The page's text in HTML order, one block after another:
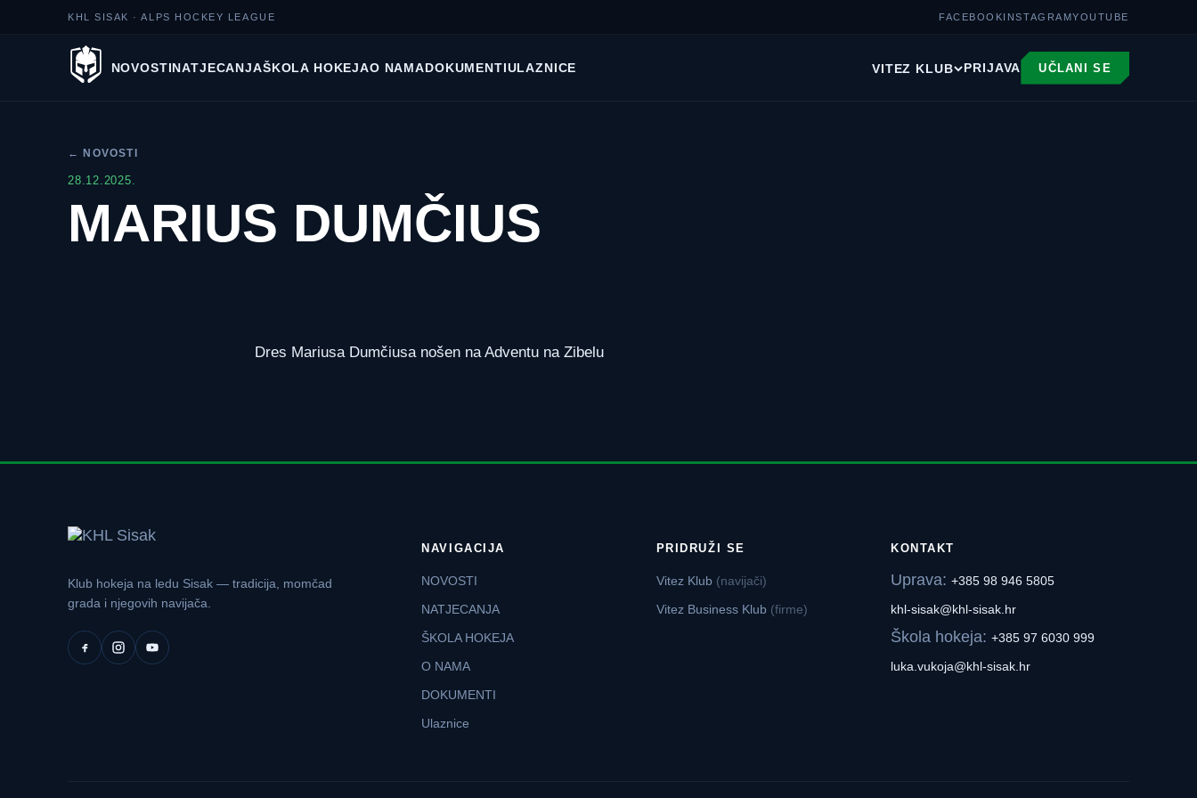
KHL SISAK · ALPS HOCKEY LEAGUE FACEBOOKINSTAGRAMYOUTUBE
NOVOSTINATJECANJAŠKOLA HOKEJAO NAMADOKUMENTIULAZNICE VITEZ KLUB PRIJAVA UČLANI SE
← NOVOSTI
28.12.2025.
MARIUS DUMČIUS
Dres Mariusa Dumčiusa nošen na Adventu na Zibelu
Klub hokeja na ledu Sisak — tradicija, momčad
grada i njegovih navijača.
NAVIGACIJA
NOVOSTI
NATJECANJA
ŠKOLA HOKEJA
O NAMA
DOKUMENTI
Ulaznice
PRIDRUŽI SE
Vitez Klub (navijači)
Vitez Business Klub (firme)
KONTAKT
Uprava: +385 98 946 5805
khl-sisak@khl-sisak.hr
Škola hokeja: +385 97 6030 999
luka.vukoja@khl-sisak.hr